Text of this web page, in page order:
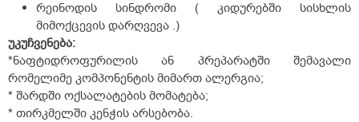
რეინოდის სინდრომი ( კიდურებში სისხლის
მიმოქცევის დარღვევა .)
უკუჩვენება:
*ნაფტიდროფურილის ან პრეპარატში შემავალი
რომელიმე კომპონენტის მიმართ ალერგია;
* შარდში ოქსალატების მომატება;
* თირკმელში კენჭის არსებობა.